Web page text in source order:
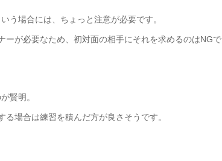
う場合には、ちょっと注意が必要です。
が必要なため、初対面の相手にそれを求めるのはNGで
賢明。
場合は練習を積んだ方が良さそうです。